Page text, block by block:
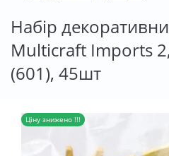
Набір
Multicraft Imports
(601), 45шт
Ціну знижено !!!